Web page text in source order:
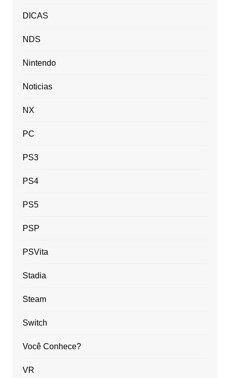
DICAS
NDS
Nintendo
Noticias
NX
PC
PS3
PS4
PS5
PSP
PSVita
Stadia
Steam
Switch
Você Conhece?
VR